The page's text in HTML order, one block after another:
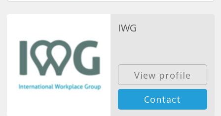
IWG
View profile
Contact